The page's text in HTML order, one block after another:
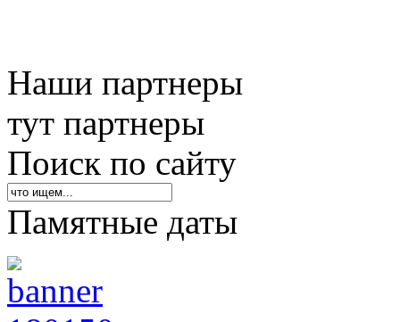
Наши партнеры
тут партнеры
Поиск по сайту
Памятные даты